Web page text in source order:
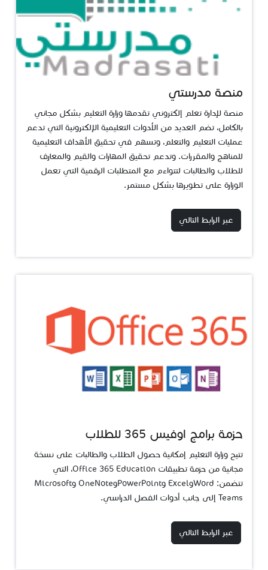
منصة مدرستي
منصة لإدارة تعلم إلكتروني تقدمها وزارة التعليم بشكل مجاني
بالكامل، تضم العديد من الأدوات التعليمية الإلكترونية التي تدعم
عمليات التعليم والتعلم، وتسهم في تحقيق الأهداف التعليمية
للمناهج والمقررات. وتدعم تحقيق المهارات والقيم والمعارف
للطلاب والطالبات لتتواءم مع المتطلبات الرقمية التي تعمل
الوزارة على تطويرها بشكل مستمر.​
عبر الرابط التالي
حزمة برامج اوفيس 365 للطلاب
تتيح وزارة التعليم إمكانية حصول الطلاب والطالبات على نسخة
مجانية من حزمة تطبيقات Office 365 Education، التي
تتضمن: WordوExcel وPowerPointوOneNote وMicrosoft
Teams إلى جانب أدوات الفصل الدراسي.
عبر الرابط التالي